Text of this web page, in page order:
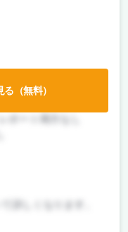
（無料）